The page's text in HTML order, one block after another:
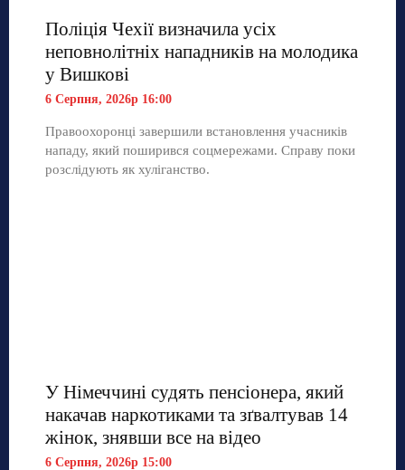
Поліція Чехії визначила усіх
неповнолітніх нападників на молодика
у Вишкові
6 Серпня, 2026р 16:00
Правоохоронці завершили встановлення учасників
нападу, який поширився соцмережами. Справу поки
розслідують як хуліганство.
У Німеччині судять пенсіонера, який
накачав наркотиками та зґвалтував 14
жінок, знявши все на відео
6 Серпня, 2026р 15:00